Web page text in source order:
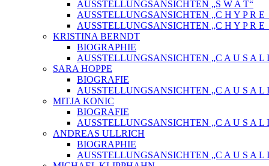
AUSSTELLUNGSANSICHTEN „S W A T“
AUSSTELLUNGSANSICHTEN „C H Y P R
AUSSTELLUNGSANSICHTEN „C H Y P R
KRISTINA BERNDT
BIOGRAPHIE
AUSSTELLUNGSANSICHTEN „C A U S A L
SARA HOPPE
BIOGRAFIE
AUSSTELLUNGSANSICHTEN „C A U S A L
MITJA KONIC
BIOGRAFIE
AUSSTELLUNGSANSICHTEN „C A U S A L
ANDREAS ULLRICH
BIOGRAPHIE
AUSSTELLUNGSANSICHTEN „C A U S A L